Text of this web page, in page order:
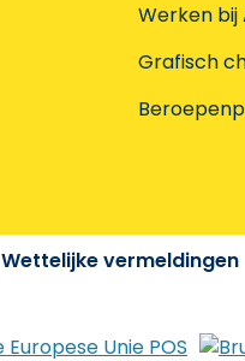
Werken bij
Grafisch
Wettelijke vermeldingen